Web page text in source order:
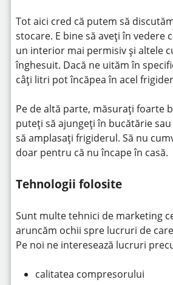
Tot aici cred că putem să
stocare. E bine să aveți în vedere
un interior mai permisiv și altele
înghesuit. Dacă ne uităm în
câți litri pot încăpea în acel
Pe de altă parte, măsurați foarte
puteți să ajungeți în bucătărie
să amplasați frigiderul. Să nu
doar pentru că nu încape în casă.
Tehnologii folosite
Sunt multe tehnici de marketing
aruncăm ochii spre lucruri de
Pe noi ne interesează lucruri
calitatea compresorului